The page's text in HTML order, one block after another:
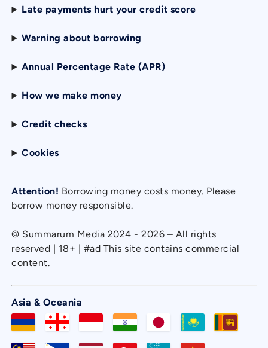
Late payments hurt your credit score
Warning about borrowing
Annual Percentage Rate (APR)
How we make money
Credit checks
Cookies
Attention! Borrowing money costs money. Please
borrow money responsible.
© Summarum Media 2024 - 2026 – All rights
reserved | 18+ | #ad This site contains commercial
content.
Asia & Oceania